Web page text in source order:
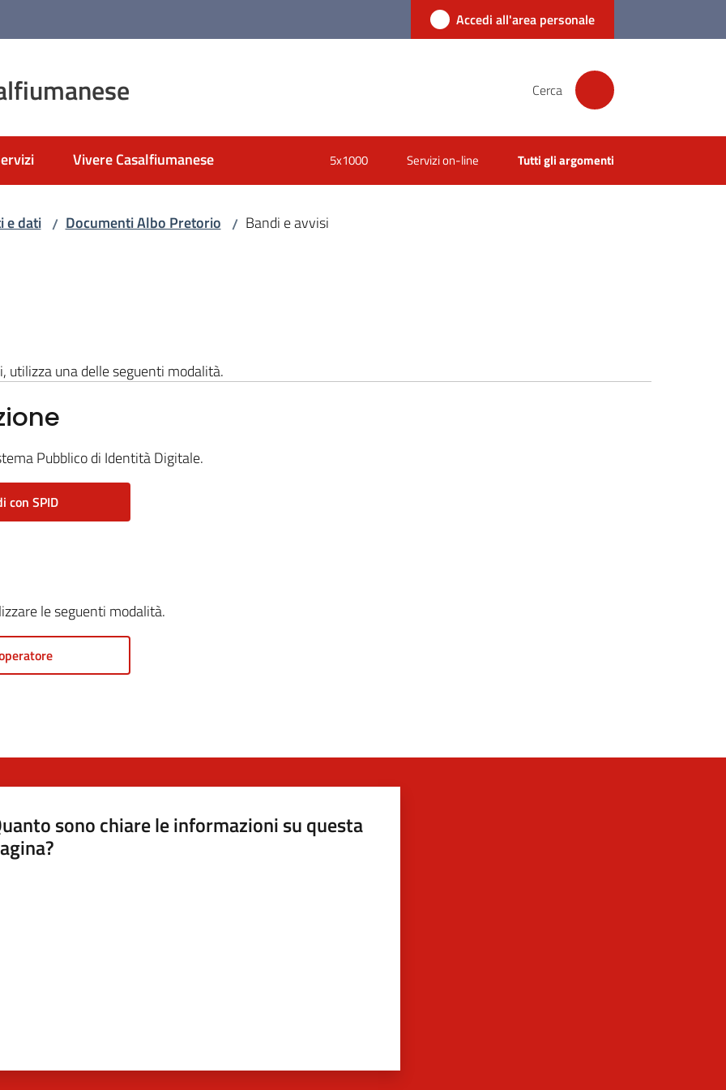
Accedi all'area personale
Cerca
Vivere Casalfiumanese 5x1000 Servizi on-line Tutti gli argomenti
e dati / Documenti Albo Pretorio / Bandi e avvisi
utilizza una delle seguenti modalità.
Pubblico di Identità Digitale.
con SPID
le seguenti modalità.
sono chiare le informazioni su questa